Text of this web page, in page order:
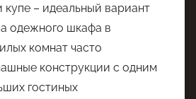
– идеальный вариант
одежного шкафа в
комнат часто
конструкции с одним
гостиных